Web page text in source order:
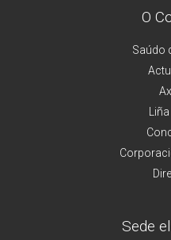
O
Saúdo
Sede